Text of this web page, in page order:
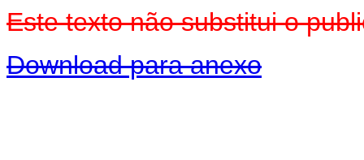
Este texto não substitui o
Download para anexo